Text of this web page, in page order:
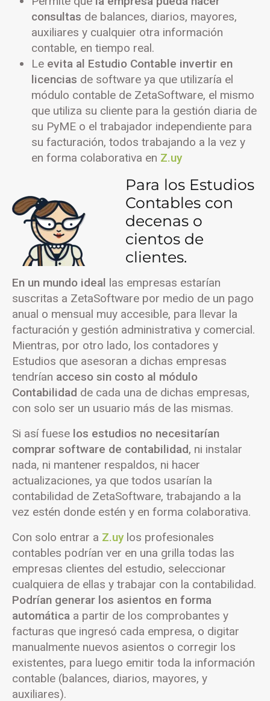
consultas de balances, diarios, mayores,
auxiliares y cualquier otra información
contable, en tiempo real.
Le evita al Estudio Contable invertir en
licencias de software ya que utilizaría el
módulo contable de ZetaSoftware, el mismo
que utiliza su cliente para la gestión diaria de
su PyME o el trabajador independiente para
su facturación, todos trabajando a la vez y
en forma colaborativa en Z.uy
Para los Estudios
Contables con
decenas o
cientos de
clientes.
En un mundo ideal las empresas estarían
suscritas a ZetaSoftware por medio de un pago
anual o mensual muy accesible, para llevar la
facturación y gestión administrativa y comercial.
Mientras, por otro lado, los contadores y
Estudios que asesoran a dichas empresas
tendrían acceso sin costo al módulo
Contabilidad de cada una de dichas empresas,
con solo ser un usuario más de las mismas.
Si así fuese los estudios no necesitarían
comprar software de contabilidad, ni instalar
nada, ni mantener respaldos, ni hacer
actualizaciones, ya que todos usarían la
contabilidad de ZetaSoftware, trabajando a la
vez estén donde estén y en forma colaborativa.
Con solo entrar a Z.uy los profesionales
contables podrían ver en una grilla todas las
empresas clientes del estudio, seleccionar
cualquiera de ellas y trabajar con la contabilidad.
Podrían generar los asientos en forma
automática a partir de los comprobantes y
facturas que ingresó cada empresa, o digitar
manualmente nuevos asientos o corregir los
existentes, para luego emitir toda la información
contable (balances, diarios, mayores, y
auxiliares).